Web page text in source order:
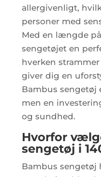
allergivenligt,
personer med
Med en længde
sengetøjet en
hverken
giver dig en
Bambus sengetøj
men en
og sundhed.
Hvorfor
sengetøj i
Bambus sengetøj